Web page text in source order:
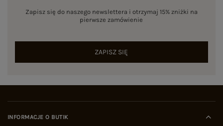
Zapisz się do naszego newslettera i otrzymaj 15% zniżki na
pierwsze zamówienie
ZAPISZ SIĘ
INFORMACJE O BUTIK